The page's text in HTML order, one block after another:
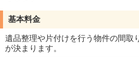
基本料金
遺品整理や片付けを行う物件の間取
が決まります。